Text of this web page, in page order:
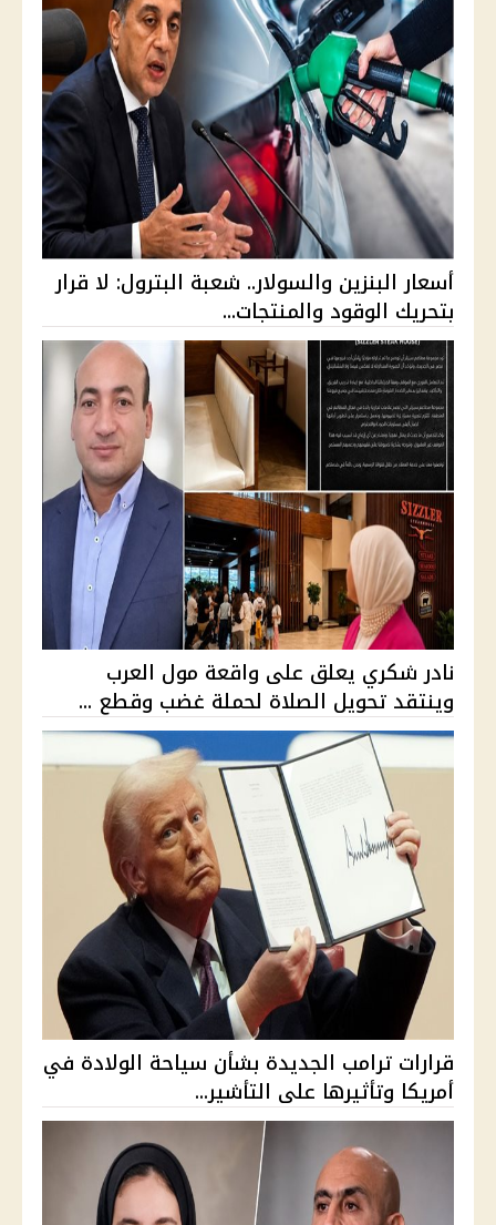
أسعار البنزين والسولار.. شعبة البترول: لا قرار
بتحريك الوقود والمنتجات...
نادر شكري يعلق على واقعة مول العرب
وينتقد تحويل الصلاة لحملة غضب وقطع ...
قرارات ترامب الجديدة بشأن سياحة الولادة في
أمريكا وتأثيرها على التأشير...